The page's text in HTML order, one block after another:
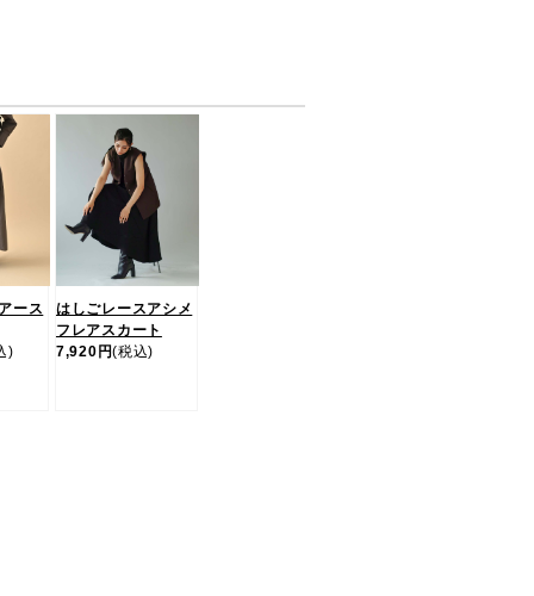
ース
)
はしごレースアシメ
フレアスカート
7,920円(税込)